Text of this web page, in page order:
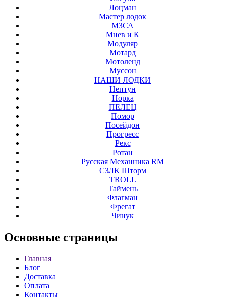
Лоцман
Мастер лодок
МЗСА
Мнев и К
Модуляр
Мотард
Мотоленд
Муссон
НАШИ ЛОДКИ
Нептун
Норка
ПЕЛЕЦ
Помор
Посейдон
Прогресс
Рекс
Ротан
Русская Механника RM
СЗЛК Шторм
ТROLL
Таймень
Флагман
Фрегат
Чинук
Основные страницы
Главная
Блог
Доставка
Оплата
Контакты